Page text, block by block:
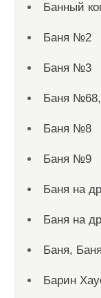
Банный
Баня №2
Баня №3
Баня №68,
Баня №8
Баня №9
Баня на
Баня на
Баня, Баня
Барин